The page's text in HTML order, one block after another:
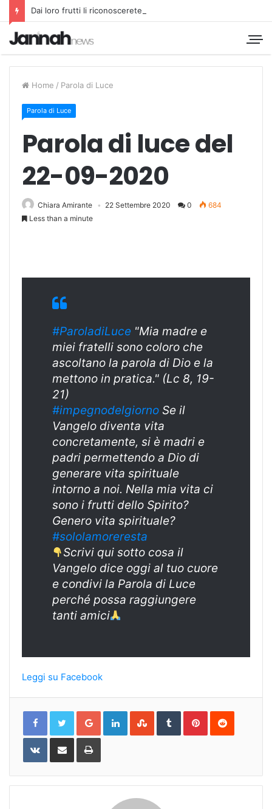
Dai loro frutti li riconoscerete
Home / Parola di Luce
Parola di Luce
Parola di luce del
22-09-2020
Chiara Amirante 22 Settembre 2020 0
684
Less than a minute
#ParoladiLuce "Mia madre e
miei fratelli sono coloro che
ascoltano la parola di Dio e la
mettono in pratica." (Lc 8, 19-
21)
#impegnodelgiorno Se il
Vangelo diventa vita
concretamente, si è madri e
padri permettendo a Dio di
generare vita spirituale
intorno a noi. Nella mia vita ci
sono i frutti dello Spirito?
Genero vita spirituale?
#sololamoreresta
Scrivi qui sotto cosa il
Vangelo dice oggi al tuo cuore
e condivi la Parola di Luce
perché possa raggiungere
tanti amici
Leggi su Facebook
Google+LinkedInStumbleUpon
TumblrPinterestReddit
VKontakteShare
Email
Print